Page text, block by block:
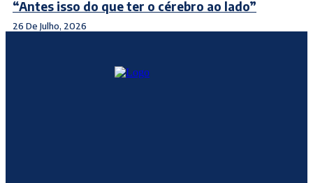
“Antes isso do que ter o cérebro ao lado”
26 De Julho, 2026